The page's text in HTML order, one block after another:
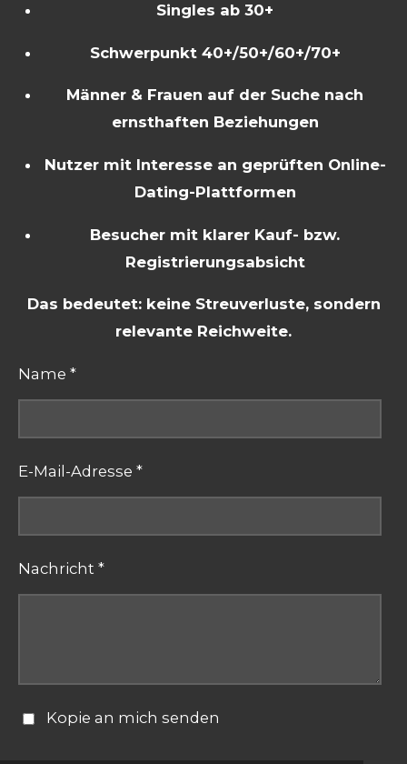
Singles ab 30+
Schwerpunkt 40+/50+/60+/70+
Männer & Frauen auf der Suche nach
ernsthaften Beziehungen
Nutzer mit Interesse an geprüften Online-
Dating-Plattformen
Besucher mit klarer Kauf- bzw.
Registrierungsabsicht
Das bedeutet: keine Streuverluste, sondern
relevante Reichweite.
Name *
E-Mail-Adresse *
Nachricht *
Kopie an mich senden